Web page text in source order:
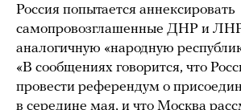
Россия попытается аннексировать
самопровозглашенные ДНР и ЛНР
аналогичную «народную
«В сообщениях говорится, что
провести референдум о
в середине мая, и что Москва